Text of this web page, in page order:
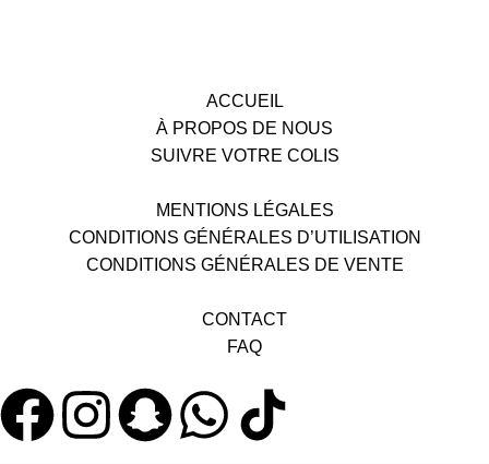
ACCUEIL
À PROPOS DE NOUS
SUIVRE VOTRE COLIS
MENTIONS LÉGALES
CONDITIONS GÉNÉRALES D’UTILISATION
CONDITIONS GÉNÉRALES DE VENTE
CONTACT
FAQ